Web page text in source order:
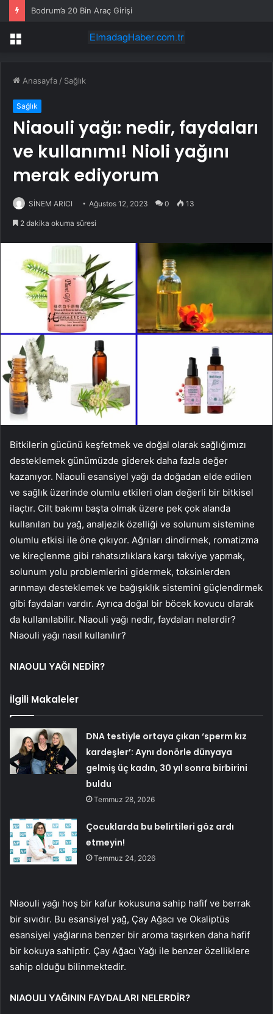
Bodrum’a 20 Bin Araç Girişi
Menü
Anasayfa / Sağlık
Sağlık
Niaouli yağı: nedir, faydaları
ve kullanımı! Nioli yağını
merak ediyorum
SİNEM ARICI Ağustos 12, 2023 0 13
2 dakika okuma süresi
Bitkilerin gücünü keşfetmek ve doğal olarak sağlığımızı
desteklemek günümüzde giderek daha fazla değer
kazanıyor. Niaouli esansiyel yağı da doğadan elde edilen
ve sağlık üzerinde olumlu etkileri olan değerli bir bitkisel
ilaçtır. Cilt bakımı başta olmak üzere pek çok alanda
kullanılan bu yağ, analjezik özelliği ve solunum sistemine
olumlu etkisi ile öne çıkıyor. Ağrıları dindirmek, romatizma
ve kireçlenme gibi rahatsızlıklara karşı takviye yapmak,
solunum yolu problemlerini gidermek, toksinlerden
arınmayı desteklemek ve bağışıklık sistemini güçlendirmek
gibi faydaları vardır. Ayrıca doğal bir böcek kovucu olarak
da kullanılabilir. Niaouli yağı nedir, faydaları nelerdir?
Niaouli yağı nasıl kullanılır?
NIAOULI YAĞI NEDİR?
İlgili Makaleler
DNA testiyle ortaya çıkan ‘sperm kız
kardeşler’: Aynı donörle dünyaya
gelmiş üç kadın, 30 yıl sonra birbirini
buldu
Temmuz 28, 2026
Çocuklarda bu belirtileri göz ardı
etmeyin!
Temmuz 24, 2026
Niaouli yağı hoş bir kafur kokusuna sahip hafif ve berrak
bir sıvıdır. Bu esansiyel yağ, Çay Ağacı ve Okaliptüs
esansiyel yağlarına benzer bir aroma taşırken daha hafif
bir kokuya sahiptir. Çay Ağacı Yağı ile benzer özelliklere
sahip olduğu bilinmektedir.
NIAOULI YAĞININ FAYDALARI NELERDİR?